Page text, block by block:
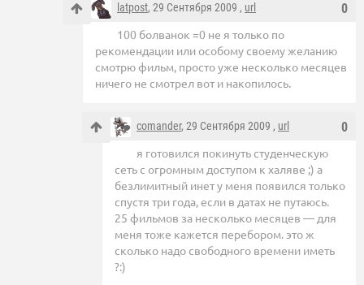
0
latpost, 29 Сентября 2009 , url
100 болванок =0 не я только по
рекомендации или особому своему желанию
смотрю фильм, просто уже несколько месяцев
ничего не смотрел вот и накопилось.
0
comander, 29 Сентября 2009 , url
я готовился покинуть студенческую
сеть с огромным доступом к халяве ;) а
безлимитный инет у меня появился только
спустя три года, если в датах не путаюсь.
25 фильмов за несколько месяцев — для
меня тоже кажется перебором. это ж
сколько надо свободного времени иметь
?:)